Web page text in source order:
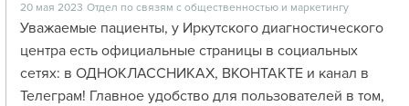
20 мая 2023 Отдел по связям с общественностью и маркетингу
Уважаемые пациенты, у Иркутского диагностического
центра есть официальные страницы в социальных
сетях: в ОДНОКЛАССНИКАХ, ВКОНТАКТЕ и канал в
Телеграм! Главное удобство для пользователей в том,